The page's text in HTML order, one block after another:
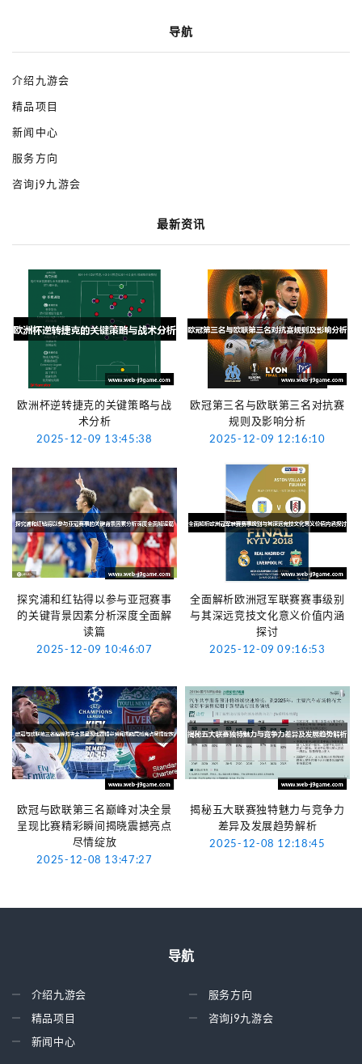
导航
介绍九游会
精品项目
新闻中心
服务方向
咨询j9九游会
最新资讯
欧洲杯逆转捷克的关键策略与战
术分析
2025-12-09 13:45:38
欧冠第三名与欧联第三名对抗赛
规则及影响分析
2025-12-09 12:16:10
探究浦和红钻得以参与亚冠赛事
的关键背景因素分析深度全面解
读篇
2025-12-09 10:46:07
全面解析欧洲冠军联赛赛事级别
与其深远竞技文化意义价值内涵
探讨
2025-12-09 09:16:53
欧冠与欧联第三名巅峰对决全景
呈现比赛精彩瞬间揭晓震撼亮点
尽情绽放
2025-12-08 13:47:27
揭秘五大联赛独特魅力与竞争力
差异及发展趋势解析
2025-12-08 12:18:45
导航
介绍九游会
精品项目
新闻中心
服务方向
咨询j9九游会